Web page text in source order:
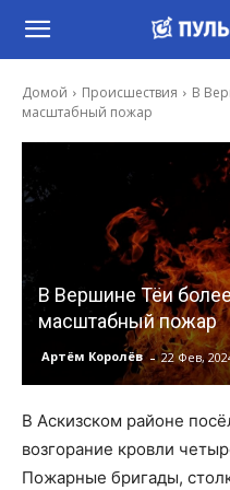
Домой Происшествия
В
масштабный пожар
В Вершине Тёи
масштабный пожар
Артём Королёв - 22 Фев,
В Аскизском районе
возгорание кровли
Пожарные бригады,